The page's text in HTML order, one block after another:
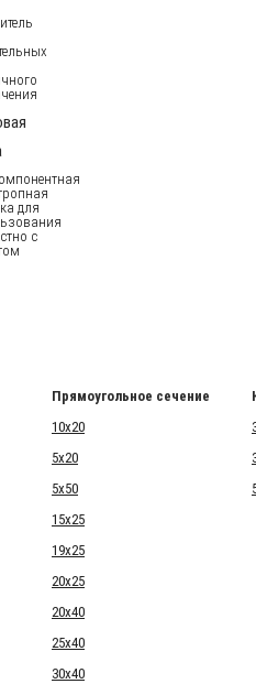
для
с
Прямоугольное сечение
10x20
5x20
5x50
15x25
19x25
20x25
20x40
25x40
30x40